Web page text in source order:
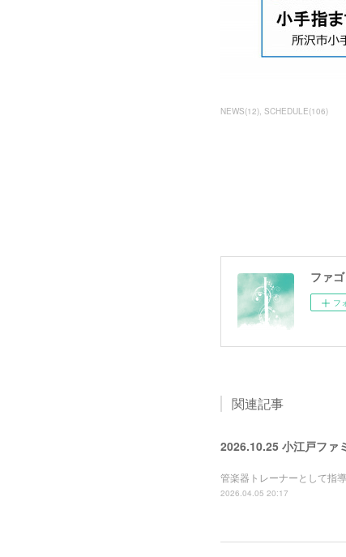
NEWS(12) SCHEDULE(106)
ファ
フ
関連記事
2026.10.25 小江戸ファ
管楽器トレーナーとして指
2026.04.05 20:17